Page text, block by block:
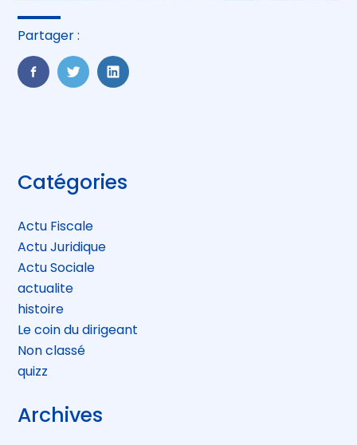
Partager :
FaceBook
TwitterLinkedIn
Blog
sidebar
Catégories
Actu Fiscale
Actu Juridique
Actu Sociale
actualite
histoire
Le coin du dirigeant
Non classé
quizz
Archives